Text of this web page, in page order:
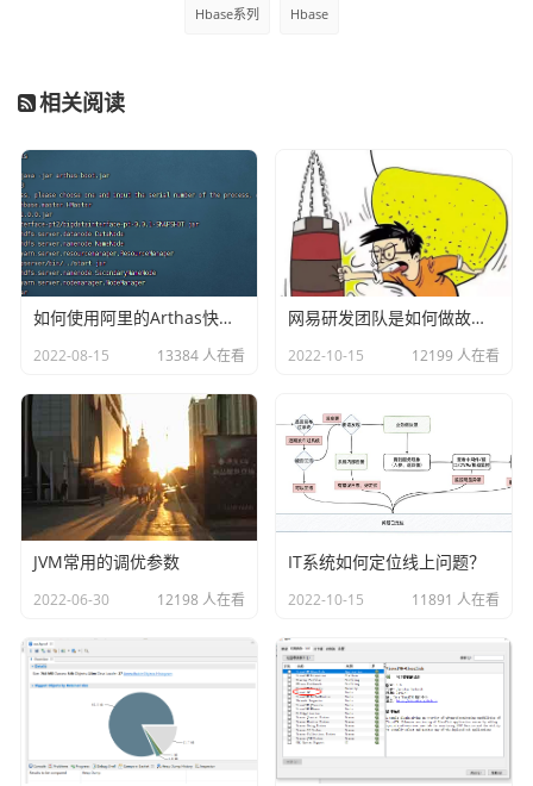
Hbase系列 Hbase
相关阅读
如何使用阿里的Arthas快速定位正在线上运行的程序问题
2022-08-15 13384 人在看
网易研发团队是如何做故障演练的？
2022-10-15 12199 人在看
JVM常用的调优参数
2022-06-30 12198 人在看
IT系统如何定位线上问题？
2022-10-15 11891 人在看